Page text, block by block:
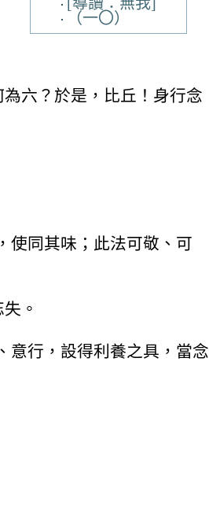
（一〇）
六？於是，比丘！身行念
使同其味；此法可敬、可
。
意行，設得利養之具，當念